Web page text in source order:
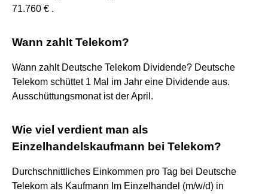
71.760 € .
Wann zahlt Telekom?
Wann zahlt Deutsche Telekom Dividende? Deutsche
Telekom schüttet 1 Mal im Jahr eine Dividende aus.
Ausschüttungsmonat ist der April.
Wie viel verdient man als
Einzelhandelskaufmann bei Telekom?
Durchschnittliches Einkommen pro Tag bei Deutsche
Telekom als Kaufmann Im Einzelhandel (m/w/d) in